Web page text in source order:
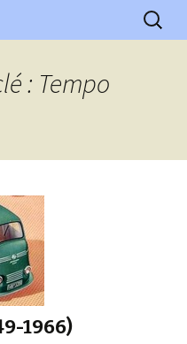
historiques
: Tempo
1966)